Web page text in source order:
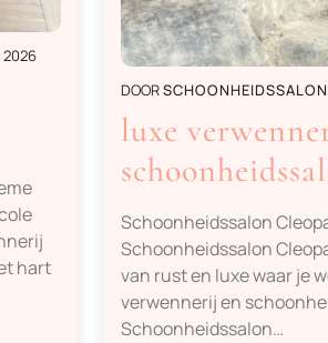
2026
hart
DOOR
luxe
Schoonheidssalon
Schoonheidssalon
van rust en luxe waar je
verwennerij en
Schoonheidssalon…